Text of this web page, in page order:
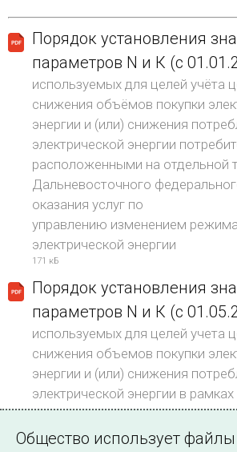
Порядок установления
параметров N и К (с
используемых для целей учёта
снижения объёмов покупки
энергии и (или) снижения
электрической энергии
расположенными на отдельной
Дальневосточного
оказания услуг по
управлению изменением
электрической энергии
171 кБ
Порядок установления
параметров N и К (с
используемых для целей учета
снижения объемов покупки
энергии и (или) снижения
электрической энергии в
управлению изменением
электрической энергии.
Общество использует файлы